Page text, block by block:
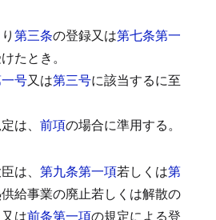
第三条の登録又は第七条第一
たとき。
号又は第三号に該当するに至
は、 前項の場合に準用する。
は、 第九条第一項若しくは第
給事業の廃止若しくは解散の
は前条第一項の規定による登